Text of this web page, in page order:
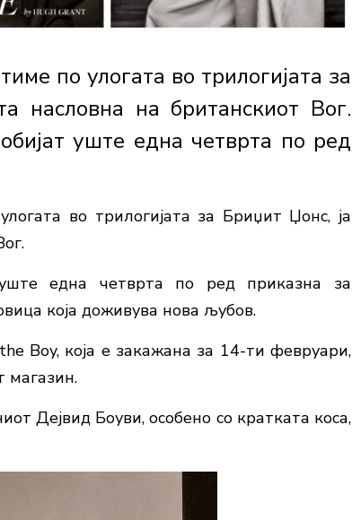
по улогата во трилогијата за
насловна на британскиот Вог.
уште една четврта по ред
во трилогијата за Бриџит Џонс, ја
една четврта по ред приказна за
која доживува нова љубов.
Boy, која е закажана за 14-ти февруари,
магазин.
Дејвид Боуви, особено со кратката коса,